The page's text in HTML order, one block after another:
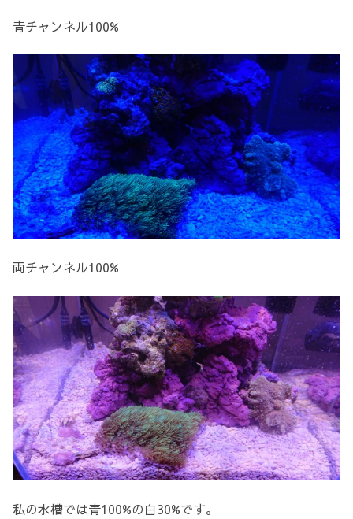
青チャンネル100%
両チャンネル100%
私の水槽では青100%の白30%です。